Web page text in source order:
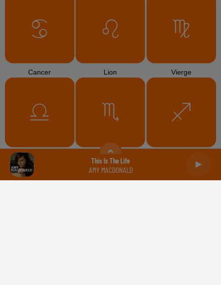
This Is The Life
AMY MACDONALD
Cancer Lion Vierge
Balance Scorpion